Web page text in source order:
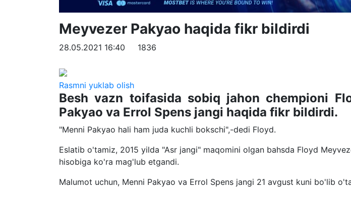
Meyvezer Pakyao haqida fikr bildirdi
28.05.2021 16:40 1836
Rasmni yuklab olish
Besh vazn toifasida sobiq jahon chempioni
Pakyao va Errol Spens jangi haqida fikr bildirdi.
"Menni Pakyao hali ham juda kuchli bokschi",-dedi Floyd.
Eslatib o'tamiz, 2015 yilda "Asr jangi" maqomini olgan bahsda Floyd
hisobiga ko'ra mag'lub etgandi.
Malumot uchun, Menni Pakyao va Errol Spens jangi 21 avgust kuni bo'lib